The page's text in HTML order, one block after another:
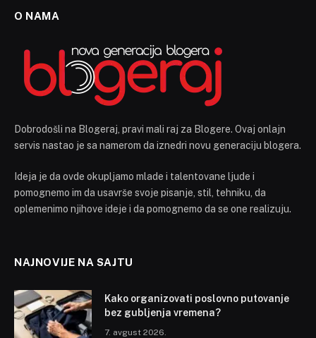
O NAMA
Dobrodošli na Blogeraj, pravi mali raj za Blogere. Ovaj onlajn
servis nastao je sa namerom da iznedri novu generaciju blogera.
Ideja je da ovde okupljamo mlade i talentovane ljude i
pomognemo im da usavrše svoje pisanje, stil, tehniku, da
oplemenimo njihove ideje i da pomognemo da se one realizuju.
NAJNOVIJE NA SAJTU
Kako organizovati poslovno putovanje
bez gubljenja vremena?
7. avgust 2026.